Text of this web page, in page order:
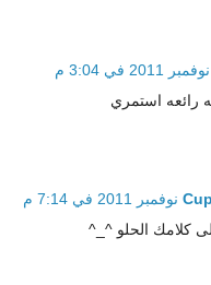
رائعه استمري
كلامك الحلو ^_^